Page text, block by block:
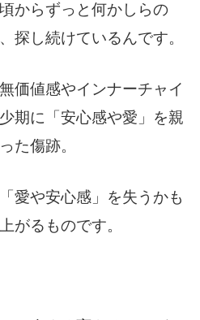
からずっと何かしらの
探し続けているんです。
価値感やインナーチャイ
期に「安心感や愛」を親
た傷跡。
愛や安心感」を失うかも
がるものです。